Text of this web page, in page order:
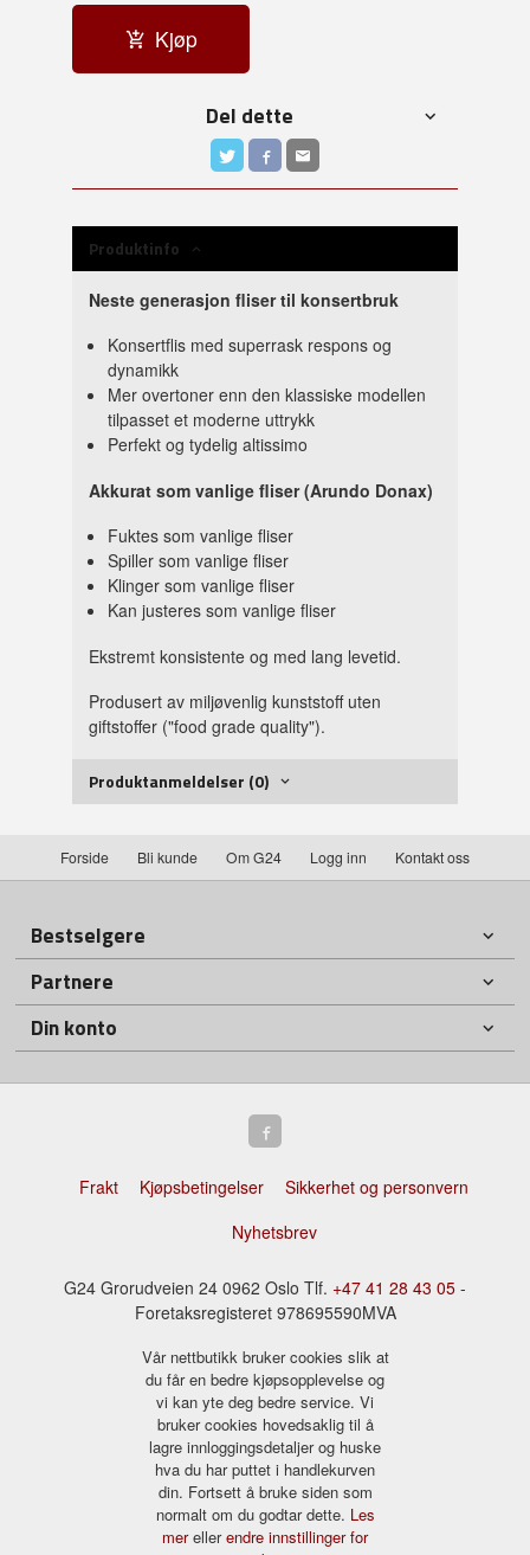
Kjøp
Del dette
Produktinfo
Neste generasjon fliser til konsertbruk
Konsertflis med superrask respons og
dynamikk
Mer overtoner enn den klassiske modellen
tilpasset et moderne uttrykk
Perfekt og tydelig altissimo
Akkurat som vanlige fliser (Arundo Donax)
Fuktes som vanlige fliser
Spiller som vanlige fliser
Klinger som vanlige fliser
Kan justeres som vanlige fliser
Ekstremt konsistente og med lang levetid.
Produsert av miljøvenlig kunststoff uten
giftstoffer ("food grade quality").
Produktanmeldelser (0)
Forside Bli kunde Om G24 Logg inn Kontakt oss
Bestselgere
Partnere
Din konto
Frakt Kjøpsbetingelser
Sikkerhet og personvern
Nyhetsbrev
G24 Grorudveien 24 0962 Oslo Tlf. +47 41 28 43 05 -
Foretaksregisteret 978695590MVA
Vår nettbutikk bruker cookies slik at
du får en bedre kjøpsopplevelse og
vi kan yte deg bedre service. Vi
bruker cookies hovedsaklig til å
lagre innloggingsdetaljer og huske
hva du har puttet i handlekurven
din. Fortsett å bruke siden som
normalt om du godtar dette. Les
merellerendre innstillinger for